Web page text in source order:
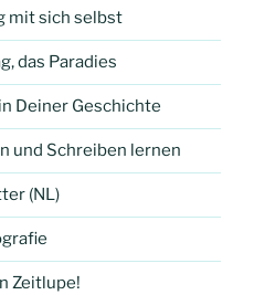
mit sich selbst
das Paradies
Deiner Geschichte
und Schreiben lernen
(NL)
Zeitlupe!